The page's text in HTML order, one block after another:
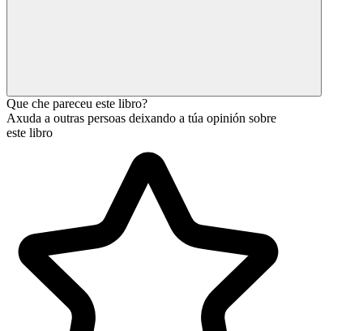
Que che pareceu este libro?
Axuda a outras persoas deixando a túa opinión sobre
este libro